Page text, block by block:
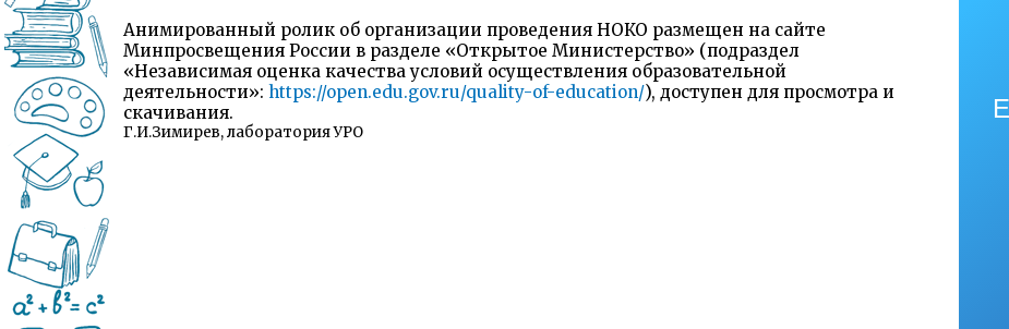
Анимированный ролик об организации проведения НОКО размещен на сайте
Минпросвещения России в разделе «Открытое Министерство» (подраздел
«Независимая оценка качества условий осуществления образовательной
деятельности»: https://open.edu.gov.ru/quality-of-education/), доступен для просмотра и
скачивания.
Г.И.Зимирев, лаборатория УРО